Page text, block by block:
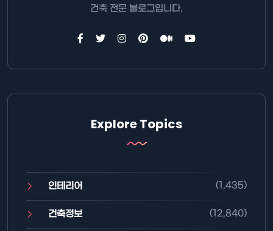
건축 전문 블로그입니다.
Explore Topics
인테리어 (1,435)
건축정보 (12,840)